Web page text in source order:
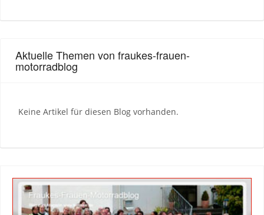
Aktuelle Themen von fraukes-frauen-
motorradblog
Keine Artikel für diesen Blog vorhanden.